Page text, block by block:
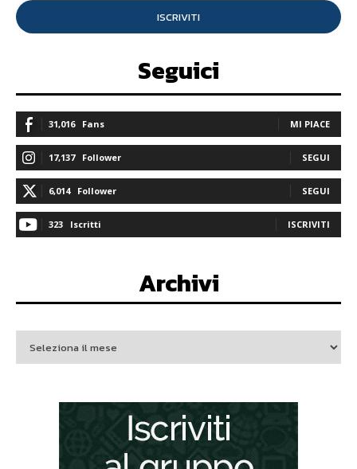
ISCRIVITI
Seguici
31,016 Fans MI PIACE
17,137 Follower SEGUI
6,014 Follower SEGUI
323 Iscritti ISCRIVITI
Archivi